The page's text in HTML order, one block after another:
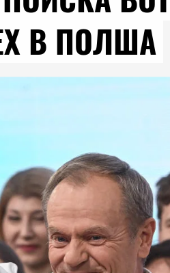
В ПОЛША